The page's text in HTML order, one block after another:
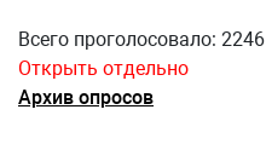
Всего проголосовало: 2246
Открыть отдельно
Архив опросов